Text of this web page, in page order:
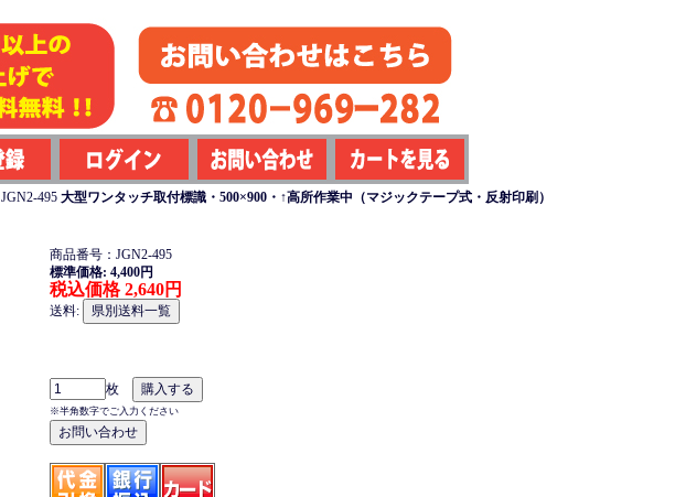
JGN2-495 大型ワンタッチ取付標識・500×900・↑高所作業中（マジックテープ式・反射印刷）
商品番号：JGN2-495
標準価格: 4,400円
税込価格 2,640円
送料:
枚
※半角数字でご入力ください